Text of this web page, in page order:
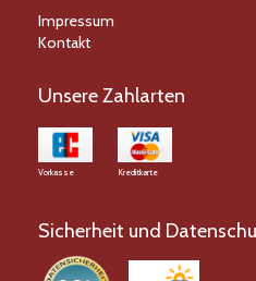
Impressum
Kontakt
Unsere Zahlarten
Vorkasse Kreditkarte
Sicherheit und